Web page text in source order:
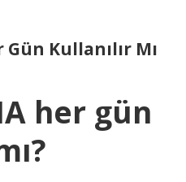
Kullanılır Mı
her gün